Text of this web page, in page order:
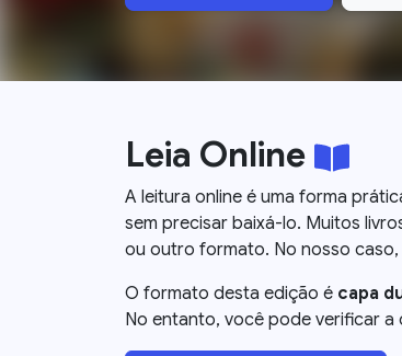
Leia Online
A leitura online é uma forma
sem precisar baixá-lo. Muitos
ou outro formato. No nosso
O formato desta edição é capa
No entanto, você pode verificar